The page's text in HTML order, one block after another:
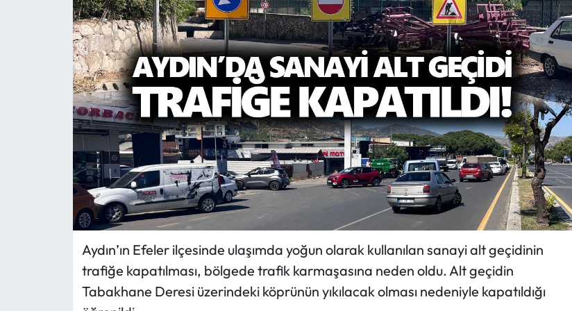
Aydın’ın Efeler ilçesinde ulaşımda yoğun olarak kullanılan sanayi alt geçidinin
trafiğe kapatılması, bölgede trafik karmaşasına neden oldu. Alt geçidin
Tabakhane Deresi üzerindeki köprünün yıkılacak olması nedeniyle kapatıldığı
MAGAZİN
SAĞLIK
SİYASET
TARIM
TURİZM
RESMİ İLANLAR
HABER İLAN